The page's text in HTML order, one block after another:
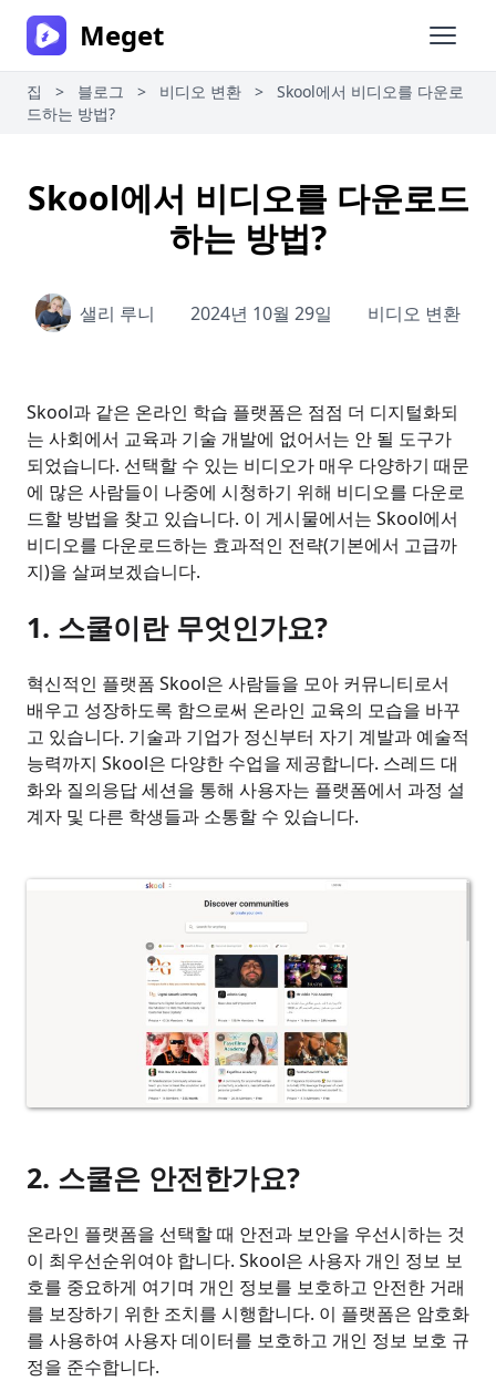
메인
Meget
집 > 블로그 > 비디오 변환 >
Skool에서 비디오를 다운로
드하는 방법?
Skool에서 비디오를 다운로드
하는 방법?
샐리 루니 2024년 10월 29일 비디오 변환
Skool과 같은 온라인 학습 플랫폼은 점점 더 디지털화되
는 사회에서 교육과 기술 개발에 없어서는 안 될 도구가
되었습니다. 선택할 수 있는 비디오가 매우 다양하기 때문
에 많은 사람들이 나중에 시청하기 위해 비디오를 다운로
드할 방법을 찾고 있습니다. 이 게시물에서는 Skool에서
비디오를 다운로드하는 효과적인 전략(기본에서 고급까
지)을 살펴보겠습니다.
1. 스쿨이란 무엇인가요?
혁신적인 플랫폼 Skool은 사람들을 모아 커뮤니티로서
배우고 성장하도록 함으로써 온라인 교육의 모습을 바꾸
고 있습니다. 기술과 기업가 정신부터 자기 계발과 예술적
능력까지 Skool은 다양한 수업을 제공합니다. 스레드 대
화와 질의응답 세션을 통해 사용자는 플랫폼에서 과정 설
계자 및 다른 학생들과 소통할 수 있습니다.
2. 스쿨은 안전한가요?
온라인 플랫폼을 선택할 때 안전과 보안을 우선시하는 것
이 최우선순위여야 합니다. Skool은 사용자 개인 정보 보
호를 중요하게 여기며 개인 정보를 보호하고 안전한 거래
를 보장하기 위한 조치를 시행합니다. 이 플랫폼은 암호화
를 사용하여 사용자 데이터를 보호하고 개인 정보 보호 규
정을 준수합니다.